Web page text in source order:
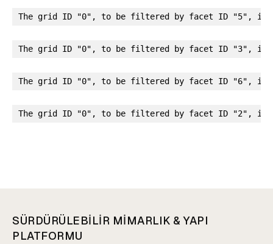
The grid ID "0", to be filtered by facet ID "5", is
The grid ID "0", to be filtered by facet ID "3", is
The grid ID "0", to be filtered by facet ID "6", is
The grid ID "0", to be filtered by facet ID "2", is
SÜRDÜRÜLEBİLİR MİMARLIK & YAPI
PLATFORMU